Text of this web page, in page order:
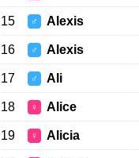
15 ♂ Alexis
16 ♂ Alexis
17 ♂ Ali
18 ♀ Alice
19 ♀ Alicia